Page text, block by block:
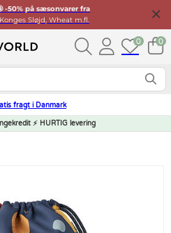
-50% på sæsonvarer fra
Sløjd, Wheat m.fl.
0 0
fragt i Danmark
⚡ HURTIG levering